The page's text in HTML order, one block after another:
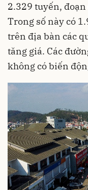
2.329 tuyến,
Trong số này có
trên địa bàn các
tăng giá. Các
không có biến